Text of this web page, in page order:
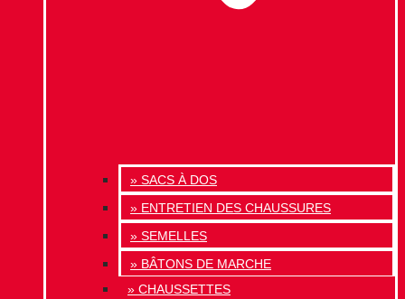
» SACS À DOS
» ENTRETIEN DES CHAUSSURES
» SEMELLES
» BÂTONS DE MARCHE
» CHAUSSETTES